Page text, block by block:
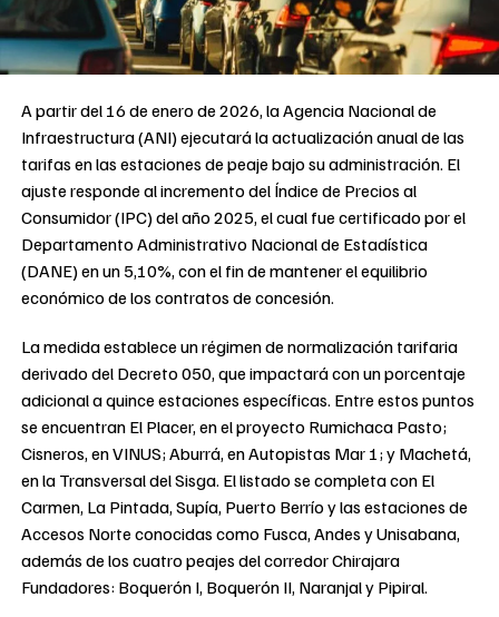
A partir del 16 de enero de 2026, la Agencia Nacional de
Infraestructura (ANI) ejecutará la actualización anual de las
tarifas en las estaciones de peaje bajo su administración. El
ajuste responde al incremento del Índice de Precios al
Consumidor (IPC) del año 2025, el cual fue certificado por el
Departamento Administrativo Nacional de Estadística
(DANE) en un 5,10%, con el fin de mantener el equilibrio
económico de los contratos de concesión.
La medida establece un régimen de normalización tarifaria
derivado del Decreto 050, que impactará con un porcentaje
adicional a quince estaciones específicas. Entre estos puntos
se encuentran El Placer, en el proyecto Rumichaca Pasto;
Cisneros, en VINUS; Aburrá, en Autopistas Mar 1; y Machetá,
en la Transversal del Sisga. El listado se completa con El
Carmen, La Pintada, Supía, Puerto Berrío y las estaciones de
Accesos Norte conocidas como Fusca, Andes y Unisabana,
además de los cuatro peajes del corredor Chirajara
Fundadores: Boquerón I, Boquerón II, Naranjal y Pipiral.